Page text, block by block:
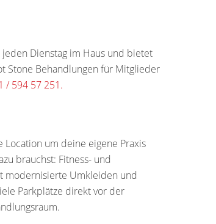
Dienstag im Haus und bietet
Stone Behandlungen für Mitglieder
/ 594 57 251.
um deine eigene Praxis
brauchst: Fitness- und
modernisierte Umkleiden und
Parkplätze direkt vor der